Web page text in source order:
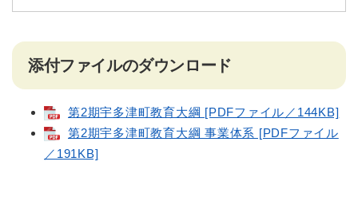
添付ファイルのダウンロード
第2期宇多津町教育大綱 [PDFファイル／144KB]
第2期宇多津町教育大綱 事業体系 [PDFファイル
／191KB]